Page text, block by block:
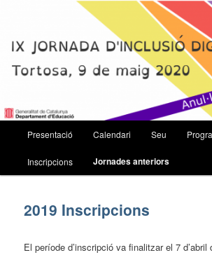
Jornada d'inclusió
principal
Aneu
al
Presentació Calendari Seu
Inscripcions Jornades anteriors
2019 Inscripcions
El període d’inscripció va finalitzar el 7 d’abril